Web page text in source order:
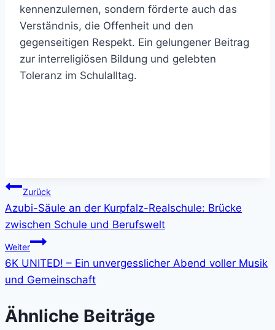
kennenzulernen, sondern förderte auch das
Verständnis, die Offenheit und den
gegenseitigen Respekt. Ein gelungener Beitrag
zur interreligiösen Bildung und gelebten
Toleranz im Schulalltag.
Beitragsnavigation
Zurück
Azubi-Säule an der Kurpfalz-Realschule: Brücke
zwischen Schule und Berufswelt
Weiter
6K UNITED! – Ein unvergesslicher Abend voller Musik
und Gemeinschaft
Ähnliche Beiträge